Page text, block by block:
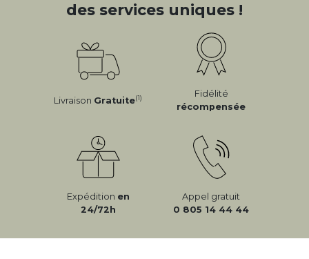
des services uniques !
Livraison Gratuite(1)
Fidélité
récompensée
Expédition en
24/72h
Appel gratuit
0 805 14 44 44